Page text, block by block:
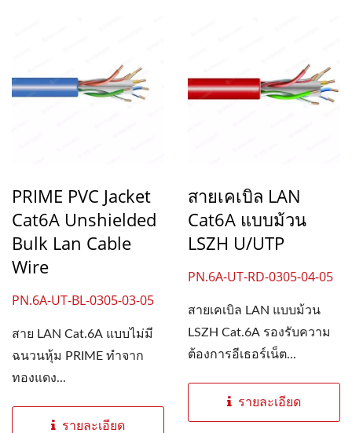
PRIME PVC Jacket
Cat6A Unshielded
Bulk Lan Cable
Wire
PN.6A-UT-BL-0305-03-05
สาย LAN Cat.6A แบบไม่มี
ฉนวนหุ้ม PRIME ทำจาก
ทองแดง...
รายละเอียด
สายเคเบิล LAN
Cat6A แบบม้วน
LSZH U/UTP
PN.6A-UT-RD-0305-04-05
สายเคเบิล LAN แบบม้วน
LSZH Cat.6A รองรับความ
ต้องการอีเธอร์เน็ต...
รายละเอียด